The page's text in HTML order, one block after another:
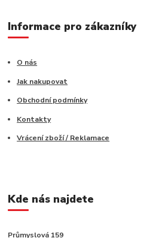
Informace pro zákazníky
O nás
Jak nakupovat
Obchodní podmínky
Kontakty
Vrácení zboží / Reklamace
Kde nás najdete
Průmyslová 159